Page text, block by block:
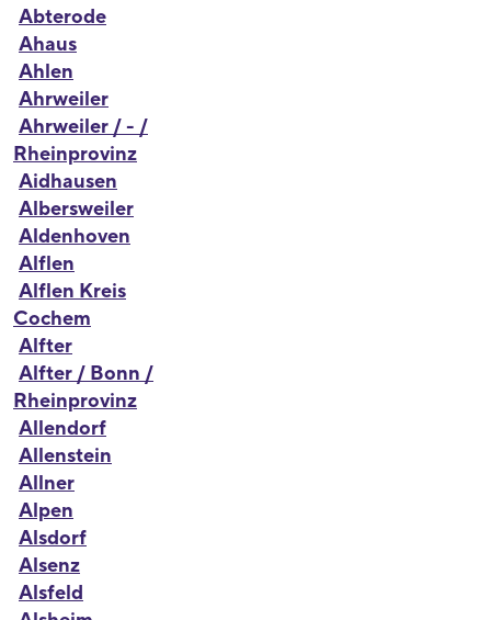
Abterode
Ahaus
Ahlen
Ahrweiler
Ahrweiler / - /
Rheinprovinz
Aidhausen
Albersweiler
Aldenhoven
Alflen
Alflen Kreis
Cochem
Alfter
Alfter / Bonn /
Rheinprovinz
Allendorf
Allenstein
Allner
Alpen
Alsdorf
Alsenz
Alsfeld